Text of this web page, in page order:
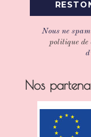
Nous ne
politique
Nos